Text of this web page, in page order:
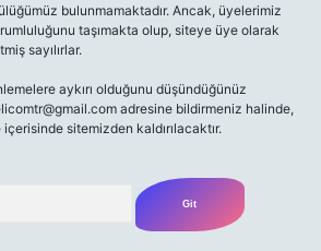
bulunmamaktadır. Ancak, üyelerimiz
taşımakta olup, siteye üye olarak
sayılırlar.
aykırı olduğunu düşündüğünüz
adresine bildirmeniz halinde,
sitemizden kaldırılacaktır.